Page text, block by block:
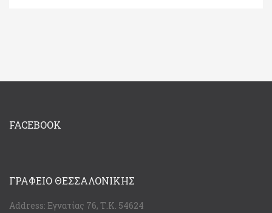
FACEBOOK
ΓΡΑΦΕΊΟ ΘΕΣΣΑΛΟΝΊΚΗΣ
Address: Εγνατίας 76, Τ.Κ. 54624